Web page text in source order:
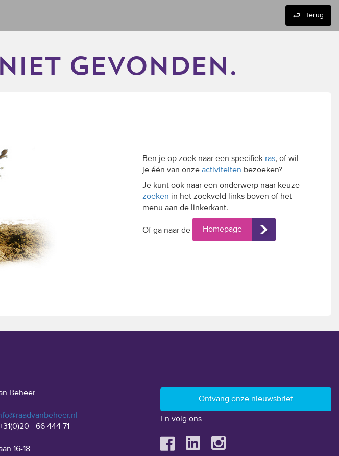
Terug
gevonden.
Ben je op zoek naar een specifiek ras, of wil
je één van onze activiteiten bezoeken?
Je kunt ook naar een onderwerp naar keuze
zoeken in het zoekveld links boven of het
menu aan de linkerkant.
Of ga naar de Homepage
Beheer
+31(0)20 - 66 444 71
16-18
En volg ons